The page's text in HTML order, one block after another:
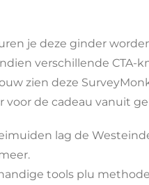
je deze ginder
verschillende
zien deze
de cadeau vanuit
lag de
tools plu